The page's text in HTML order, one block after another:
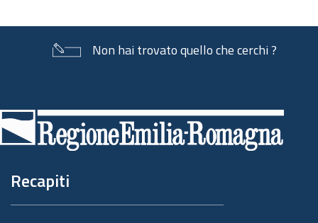
Non hai trovato quello che cerchi ?
di
pagina
Recapiti